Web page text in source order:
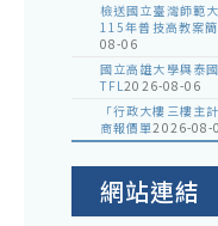
檢送國立臺灣師範
115年普技高教案
08-06
國立高雄大學與泰
TFL2026-08-06
「行政大樓三樓主
商報價單2026-08-
網站連結